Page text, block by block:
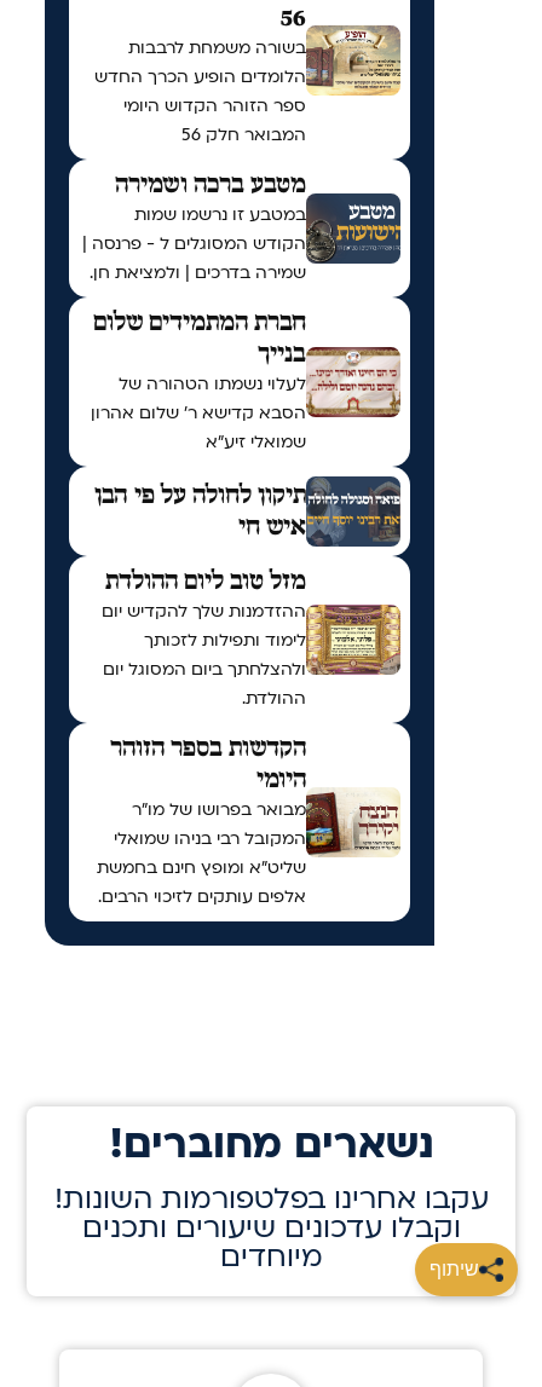
שיתוף
56
בשורה משמחת לרבבות
הלומדים הופיע הכרך החדש
ספר הזוהר הקדוש היומי
המבואר חלק 56
מטבע ברכה ושמירה
במטבע זו נרשמו שמות
הקודש המסוגלים ל - פרנסה |
שמירה בדרכים | ולמציאת חן.
חברת המתמידים שלום
בנייך
לעלוי נשמתו הטהורה של
הסבא קדישא ר' שלום אהרון
שמואלי זיע"א
תיקון לחולה על פי הבן
איש חי
מזל טוב ליום ההולדת
ההזדמנות שלך להקדיש יום
לימוד ותפילות לזכותך
ולהצלחתך ביום המסוגל יום
ההולדת.
הקדשות בספר הזוהר
היומי
מבואר בפרושו של מו"ר
המקובל רבי בניהו שמואלי
שליט"א ומופץ חינם בחמשת
אלפים עותקים לזיכוי הרבים.
!נשארים מחוברים
!עקבו אחרינו בפלטפורמות השונות
וקבלו עדכונים שיעורים ותכנים
מיוחדים